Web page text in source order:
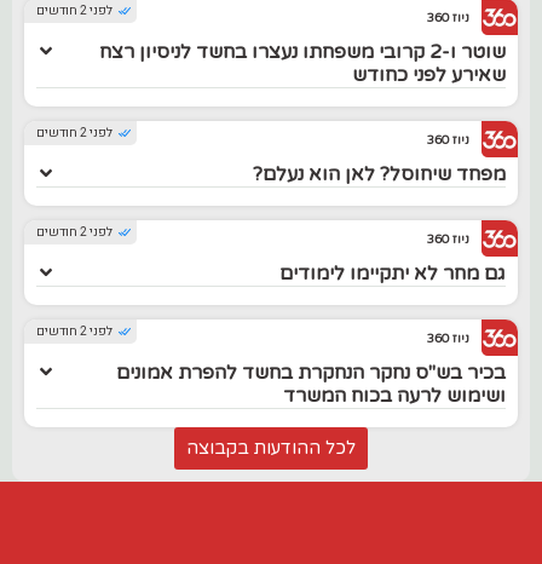
לפני 2 חודשים ניוז 360
שוטר ו-2 קרובי משפחתו נעצרו בחשד לניסיון רצח
שאירע לפני כחודש
לפני 2 חודשים ניוז 360
מפחד שיחוסל? לאן הוא נעלם?
לפני 2 חודשים ניוז 360
גם מחר לא יתקיימו לימודים
לפני 2 חודשים ניוז 360
בכיר בש"ס נחקר הנחקרת בחשד להפרת אמונים
ושימוש לרעה בכוח המשרד
לכל ההודעות בקבוצה